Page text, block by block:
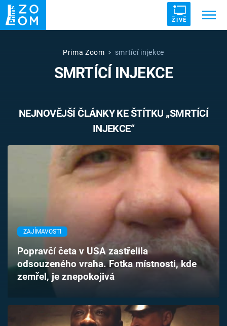
ŽIVĚ
ZRÁDCI UFO DRUHÁ SVĚTOVÁ VÁLKA
VETŘELCI DÁVNOVĚKU
Časopis
Sledujte prima+
Prima Zoom smrtící injekce
SMRTÍCÍ INJEKCE
NEJNOVĚJŠÍ ČLÁNKY KE ŠTÍTKU „SMRTÍCÍ
INJEKCE“
ZAJÍMAVOSTI
Popravčí četa v USA zastřelila
odsouzeného vraha. Fotka místnosti, kde
zemřel, je znepokojivá